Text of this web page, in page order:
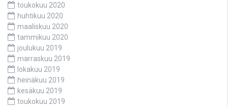
toukokuu 2020
huhtikuu 2020
maaliskuu 2020
tammikuu 2020
joulukuu 2019
marraskuu 2019
lokakuu 2019
heinäkuu 2019
kesäkuu 2019
toukokuu 2019